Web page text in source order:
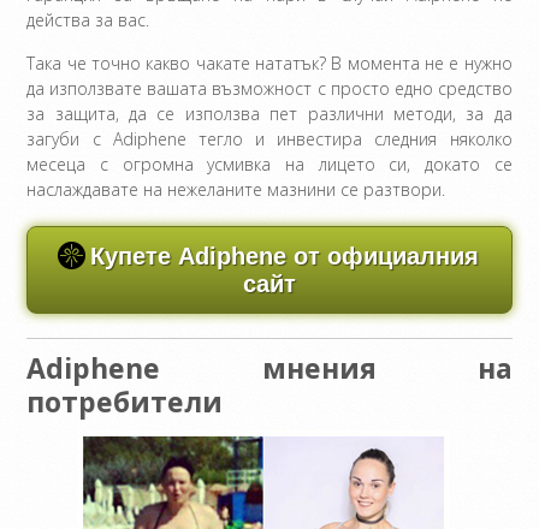
действа за вас.
Така че точно какво чакате нататък? В момента не е нужно
да използвате вашата възможност с просто едно средство
за защита, да се използва пет различни методи, за да
загуби с Adiphene тегло и инвестира следния няколко
месеца с огромна усмивка на лицето си, докато се
наслаждавате на нежеланите мазнини се разтвори.
Купете Adiphene от официалния
сайт
Adiphene мнения на
потребители